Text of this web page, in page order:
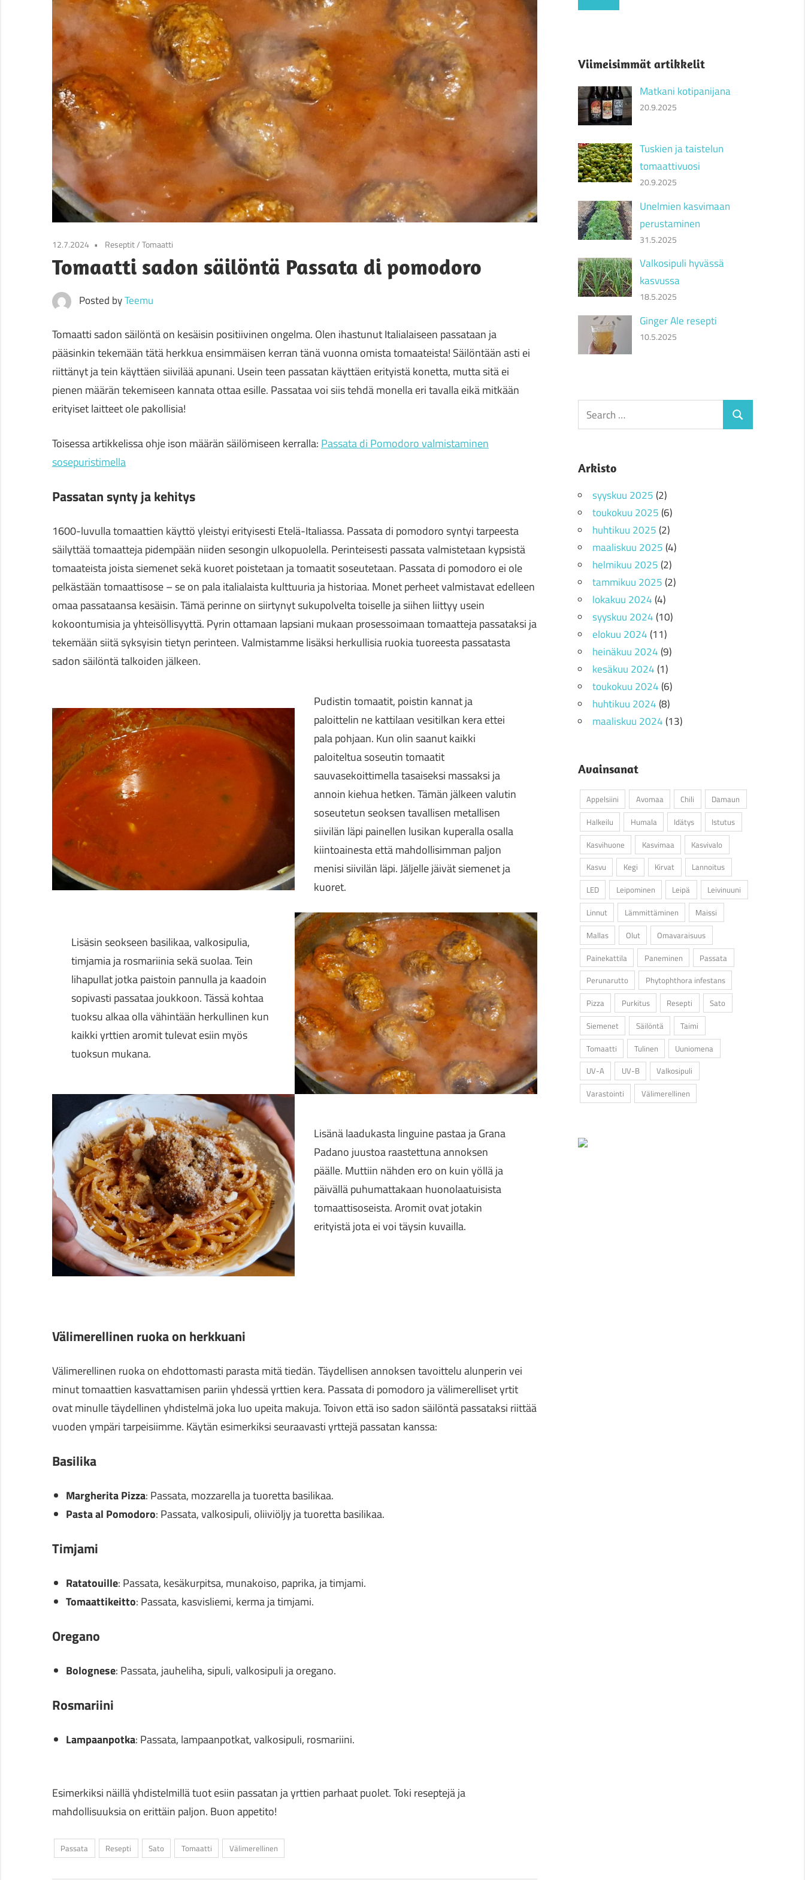
12.7.2024 Reseptit/Tomaatti
Tomaatti sadon säilöntä Passata di pomodoro
Posted byTeemu
Tomaatti sadon säilöntä on kesäisin positiivinen ongelma. Olen ihastunut Italialaiseen passataan ja
pääsinkin tekemään tätä herkkua ensimmäisen kerran tänä vuonna omista tomaateista! Säilöntään asti ei
riittänyt ja tein käyttäen siivilää apunani. Usein teen passatan käyttäen erityistä konetta, mutta sitä ei
pienen määrän tekemiseen kannata ottaa esille. Passataa voi siis tehdä monella eri tavalla eikä mitkään
erityiset laitteet ole pakollisia!
Toisessa artikkelissa ohje ison määrän säilömiseen kerralla: Passata di Pomodoro valmistaminen
sosepuristimella
Passatan synty ja kehitys
1600-luvulla tomaattien käyttö yleistyi erityisesti Etelä-Italiassa. Passata di pomodoro syntyi tarpeesta
säilyttää tomaatteja pidempään niiden sesongin ulkopuolella. Perinteisesti passata valmistetaan kypsistä
tomaateista joista siemenet sekä kuoret poistetaan ja tomaatit soseutetaan. Passata di pomodoro ei ole
pelkästään tomaattisose – se on pala italialaista kulttuuria ja historiaa. Monet perheet valmistavat edelleen
omaa passataansa kesäisin. Tämä perinne on siirtynyt sukupolvelta toiselle ja siihen liittyy usein
kokoontumisia ja yhteisöllisyyttä. Pyrin ottamaan lapsiani mukaan prosessoimaan tomaatteja passataksi ja
tekemään siitä syksyisin tietyn perinteen. Valmistamme lisäksi herkullisia ruokia tuoreesta passatasta
sadon säilöntä talkoiden jälkeen.
Pudistin tomaatit, poistin kannat ja
paloittelin ne kattilaan vesitilkan kera ettei
pala pohjaan. Kun olin saanut kaikki
paloiteltua soseutin tomaatit
sauvasekoittimella tasaiseksi massaksi ja
annoin kiehua hetken. Tämän jälkeen valutin
soseutetun seoksen tavallisen metallisen
siivilän läpi painellen lusikan kuperalla osalla
kiintoainesta että mahdollisimman paljon
menisi siivilän läpi. Jäljelle jäivät siemenet ja
kuoret.
Lisäsin seokseen basilikaa, valkosipulia,
timjamia ja rosmariinia sekä suolaa. Tein
lihapullat jotka paistoin pannulla ja kaadoin
sopivasti passataa joukkoon. Tässä kohtaa
tuoksu alkaa olla vähintään herkullinen kun
kaikki yrttien aromit tulevat esiin myös
tuoksun mukana.
Lisänä laadukasta linguine pastaa ja Grana
Padano juustoa raastettuna annoksen
päälle. Muttiin nähden ero on kuin yöllä ja
päivällä puhumattakaan huonolaatuisista
tomaattisoseista. Aromit ovat jotakin
erityistä jota ei voi täysin kuvailla.
Välimerellinen ruoka on herkkuani
Välimerellinen ruoka on ehdottomasti parasta mitä tiedän. Täydellisen annoksen tavoittelu alunperin vei
minut tomaattien kasvattamisen pariin yhdessä yrttien kera. Passata di pomodoro ja välimerelliset yrtit
ovat minulle täydellinen yhdistelmä joka luo upeita makuja. Toivon että iso sadon säilöntä passataksi riittää
vuoden ympäri tarpeisiimme. Käytän esimerkiksi seuraavasti yrttejä passatan kanssa:
Basilika
Margherita Pizza: Passata, mozzarella ja tuoretta basilikaa.
Pasta al Pomodoro: Passata, valkosipuli, oliiviöljy ja tuoretta basilikaa.
Timjami
Ratatouille: Passata, kesäkurpitsa, munakoiso, paprika, ja timjami.
Tomaattikeitto: Passata, kasvisliemi, kerma ja timjami.
Oregano
Bolognese: Passata, jauheliha, sipuli, valkosipuli ja oregano.
Rosmariini
Lampaanpotka: Passata, lampaanpotkat, valkosipuli, rosmariini.
Esimerkiksi näillä yhdistelmillä tuot esiin passatan ja yrttien parhaat puolet. Toki reseptejä ja
mahdollisuuksia on erittäin paljon. Buon appetito!
Passata Resepti Sato Tomaatti Välimerellinen
Viimeisimmät artikkelit
Matkani kotipanijana
20.9.2025
Tuskien ja taistelun
tomaattivuosi
20.9.2025
Unelmien kasvimaan
perustaminen
31.5.2025
Valkosipuli hyvässä
kasvussa
18.5.2025
Ginger Ale resepti
10.5.2025
Search
for:
Search
Arkisto
syyskuu 2025(2)
toukokuu 2025(6)
huhtikuu 2025(2)
maaliskuu 2025(4)
helmikuu 2025(2)
tammikuu 2025(2)
lokakuu 2024(4)
syyskuu 2024(10)
elokuu 2024(11)
heinäkuu 2024(9)
kesäkuu 2024(1)
toukokuu 2024(6)
huhtikuu 2024(8)
maaliskuu 2024(13)
Avainsanat
Appelsiini Avomaa Chili
Damaun
Halkeilu
Humala Idätys
Istutus
Kasvihuone
Kasvimaa
Kasvivalo
Kasvu
Kegi Kirvat
Lannoitus
LED
Leipominen Leipä
Leivinuuni
Linnut
Lämmittäminen
Maissi
Mallas
Olut
Omavaraisuus
Painekattila
Paneminen
Passata
Perunarutto
Phytophthora infestans
Pizza
Purkitus Resepti
Sato
Siemenet
Säilöntä
Taimi
Tomaatti
Tulinen
Uuniomena
UV-A
UV-B
Valkosipuli
Varastointi
Välimerellinen